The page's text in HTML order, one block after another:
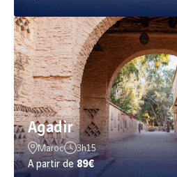
Agadir
Maroc 3h15
A partir de89€